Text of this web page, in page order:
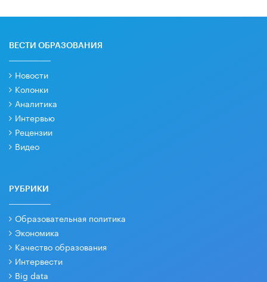
ВЕСТИ ОБРАЗОВАНИЯ
Новости
Колонки
Аналитика
Интервью
Рецензии
Видео
РУБРИКИ
Образовательная политика
Экономика
Качество образования
Интервести
Big data